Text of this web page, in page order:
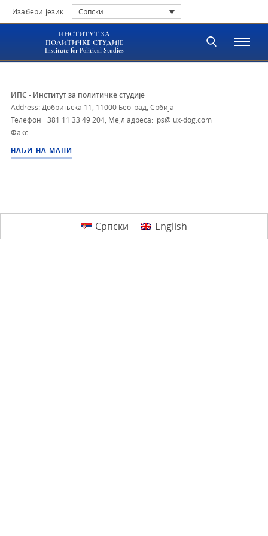
Изабери језик: Српски
ИНСТИТУТ ЗА
ПОЛИТИЧКЕ СТУДИЈЕ
Institute for Political Studies
ИПС - Институт за политичке студије
Address: Добрињска 11, 11000 Београд, Србија
Телефон +381 11 33 49 204 Мејл адреса: ips@lux-dog.com
Факс:
НАЂИ НА МАПИ
Српски English